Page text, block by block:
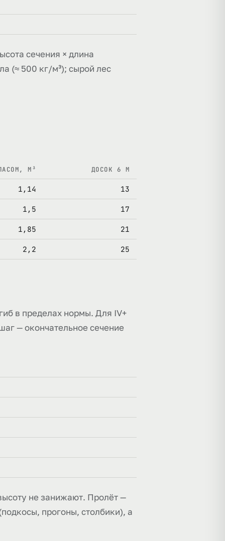
сечения × длина
(≈ 500 кг/м³); сырой лес
М³ ДОСОК 6 М
1,14 13
1,5 17
1,85 21
2,2 25
в пределах нормы. Для IV+
— окончательное сечение
не занижают. Пролёт —
прогоны, столбики), а